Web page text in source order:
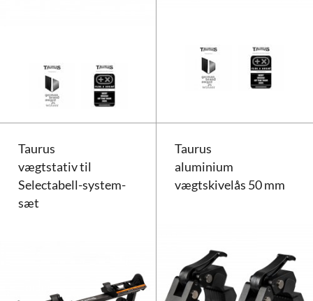
Stor buet Lat-trækstang
Taurus
vægtstativ til
Selectabell-system-
sæt
Taurus
aluminium
vægtskivelås 50 mm